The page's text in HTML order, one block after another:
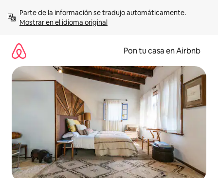
contenidoMostrar en el idioma original
Pon tu casa en Airbnb